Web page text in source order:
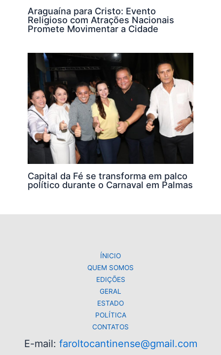
Araguaína para Cristo: Evento
Religioso com Atrações Nacionais
Promete Movimentar a Cidade
Capital da Fé se transforma em palco
político durante o Carnaval em Palmas
ÍNICIO
QUEM SOMOS
EDIÇÕES
GERAL
ESTADO
POLÍTICA
CONTATOS
E-mail: faroltocantinense@gmail.com